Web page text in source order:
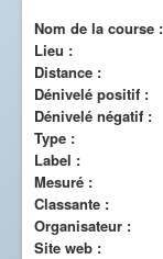
Nom de la course :
Lieu :
Distance :
Dénivelé positif :
Dénivelé négatif :
Type :
Label :
Mesuré :
Classante :
Organisateur :
Site web :